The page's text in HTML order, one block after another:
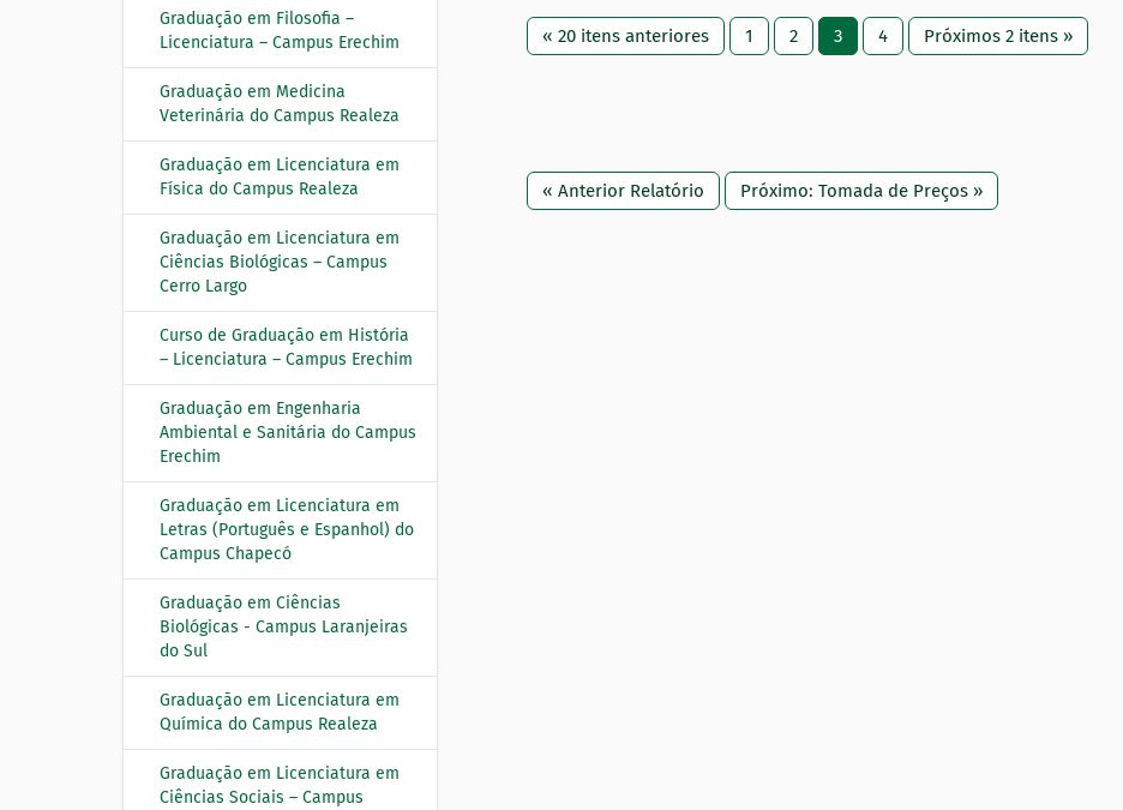
Graduação em Filosofia –
Licenciatura – Campus Erechim
Graduação em Medicina
Veterinária do Campus Realeza
Graduação em Licenciatura em
Física do Campus Realeza
Graduação em Licenciatura em
Ciências Biológicas – Campus
Cerro Largo
Curso de Graduação em História
– Licenciatura – Campus Erechim
Graduação em Engenharia
Ambiental e Sanitária do Campus
Erechim
Graduação em Licenciatura em
Letras (Português e Espanhol) do
Campus Chapecó
Graduação em Ciências
Biológicas - Campus Laranjeiras
do Sul
Graduação em Licenciatura em
Química do Campus Realeza
Graduação em Licenciatura em
Ciências Sociais – Campus
« 20 itens anteriores 1 2 3 4 Próximos 2 itens »
« Anterior Relatório Próximo: Tomada de Preços »